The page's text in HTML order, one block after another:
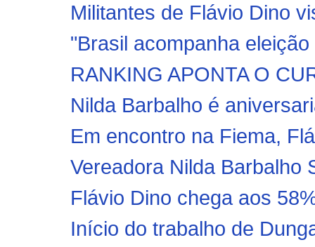
Militantes de Flávio Dino
"Brasil acompanha
RANKING APONTA O
Nilda Barbalho é
Em encontro na Fiema,
Vereadora Nilda Barbalho
Flávio Dino chega aos
Início do trabalho de